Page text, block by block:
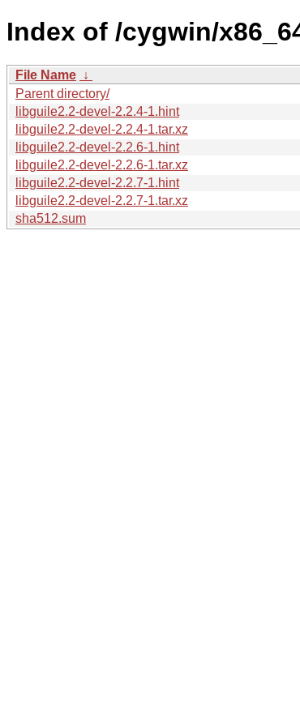
Index of /cygwin/
File Name ↓
Parent directory/
libguile2.2-devel-2.2.4-1.hint
libguile2.2-devel-2.2.4-1.tar.xz
libguile2.2-devel-2.2.6-1.hint
libguile2.2-devel-2.2.6-1.tar.xz
libguile2.2-devel-2.2.7-1.hint
libguile2.2-devel-2.2.7-1.tar.xz
sha512.sum